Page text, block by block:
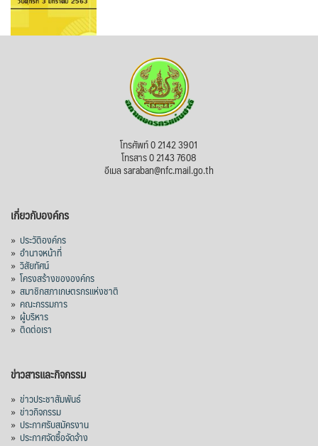
โทรศัพท์ 0 2142 3901
โทรสาร 0 2143 7608
อีเมล saraban@nfc.mail.go.th
เกี่ยวกับองค์กร
» ประวัติองค์กร
» อำนาจหน้าที่
» วิสัยทัศน์
» โครงสร้างขององค์กร
» สมาชิกสภาเกษตรกรแห่งชาติ
» คณะกรรมการ
» ผู้บริหาร
» ติดต่อเรา
ข่าวสารและกิจกรรม
» ข่าวประชาสัมพันธ์
» ข่าวกิจกรรม
» ประกาศรับสมัครงาน
» ประกาศจัดซื้อจัดจ้าง